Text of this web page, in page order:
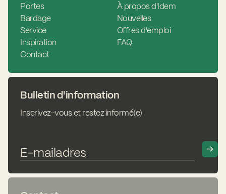
Portes
Bardage
Service
Inspiration
Contact
À propos d'Idem
Nouvelles
Offres d'emploi
FAQ
Bulletin d'information
Inscrivez-vous et restez informé(e)